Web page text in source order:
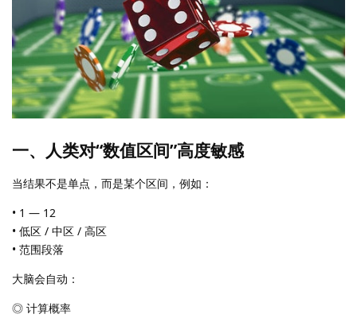
一、人类对“数值区间”高度敏感
当结果不是单点，而是某个区间，例如：
• 1 — 12
• 低区 / 中区 / 高区
• 范围段落
大脑会自动：
◎ 计算概率